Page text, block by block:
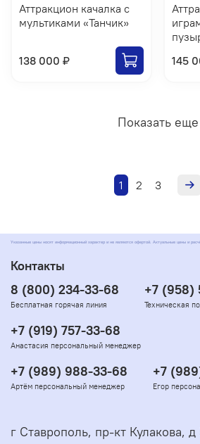
Аттракцион качалка c
мультиками «Танчик»
138 000 ₽
145
Показать еще
1 2 3
Указанные цены носят информационный характер и не являются офертой. Актуальные цены и
Контакты
8 (800) 234-33-68
Бесплатная горячая линия
+7 (958)
Техническая
+7 (919) 757-33-68
Анастасия персональный менеджер
+7 (989) 988-33-68
Артём персональный менеджер
+7
Егор
г Ставрополь, пр-кт Кулакова, д